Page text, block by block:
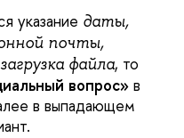
указание даты,
почты,
файла, то
вопрос» в
в выпадающем